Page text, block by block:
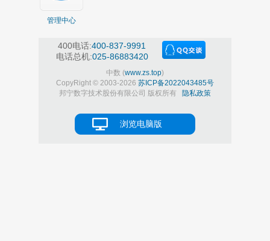
管理中心
400电话:400-837-9991
电话总机:025-86883420
中数 (www.zs.top)
CopyRight © 2003-2026 苏ICP备2022043485号
邦宁数字技术股份有限公司 版权所有 隐私政策
浏览电脑版